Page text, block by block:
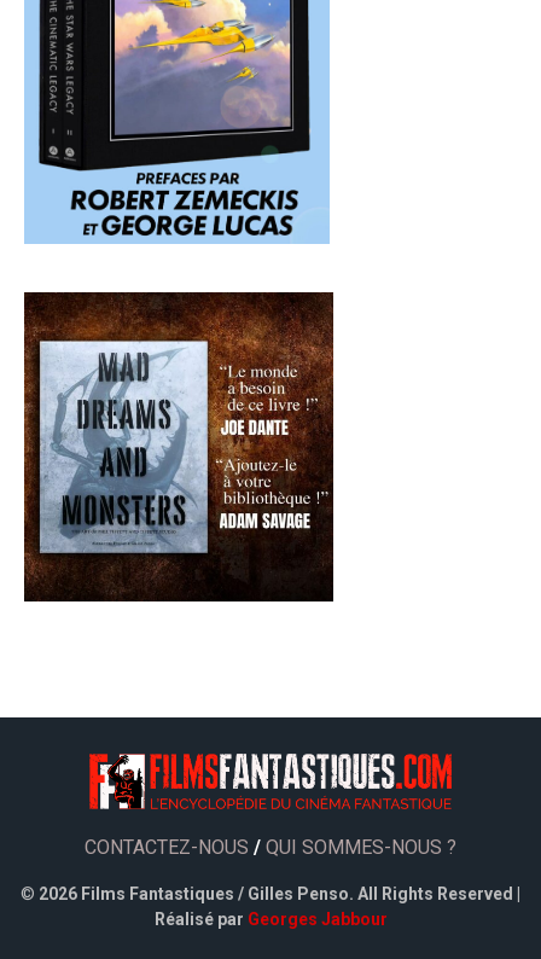
CONTACTEZ-NOUS / QUI SOMMES-NOUS ?
© 2026 Films Fantastiques / Gilles Penso. All Rights Reserved |
Réalisé par Georges Jabbour